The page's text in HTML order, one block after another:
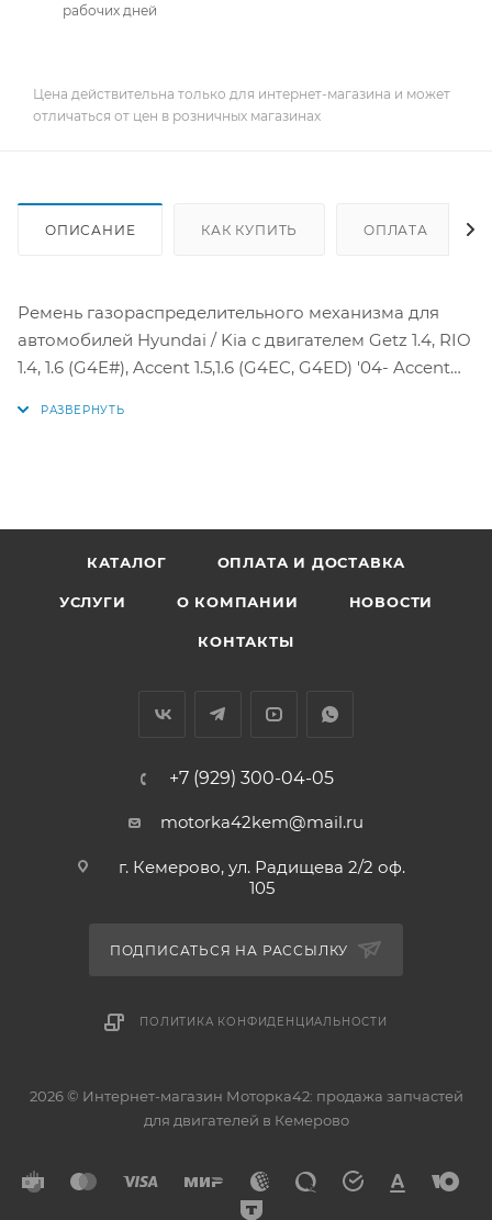
рабочих дней
Цена действительна только для интернет-магазина и может
отличаться от цен в розничных магазинах
ОПИСАНИЕ КАК КУПИТЬ ОПЛАТА
Ремень газораспределительного механизма для
автомобилей Hyundai / Kia с двигателем Getz 1.4, RIO
1.4, 1.6 (G4E#), Accent 1.5,1.6 (G4EC, G4ED) '04- Accent
КАТАЛОГ ОПЛАТА И ДОСТАВКА
УСЛУГИ О КОМПАНИИ НОВОСТИ
КОНТАКТЫ
+7 (929) 300-04-05
motorka42kem@mail.ru
г. Кемерово, ул. Радищева 2/2 оф.
105
ПОДПИСАТЬСЯ НА РАССЫЛКУ
ПОЛИТИКА КОНФИДЕНЦИАЛЬНОСТИ
2026 © Интернет-магазин Моторка42: продажа запчастей
для двигателей в Кемерово